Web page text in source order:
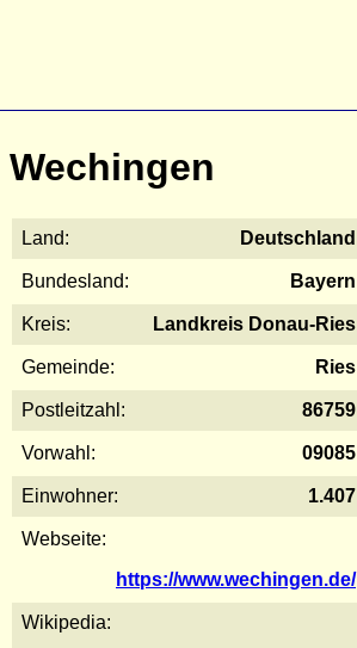
Wechingen
Land: Deutschland
Bundesland: Bayern
Kreis: Landkreis Donau-Ries
Gemeinde: Ries
Postleitzahl: 86759
Vorwahl: 09085
Einwohner: 1.407
Webseite:
https://www.wechingen.de/
Wikipedia: